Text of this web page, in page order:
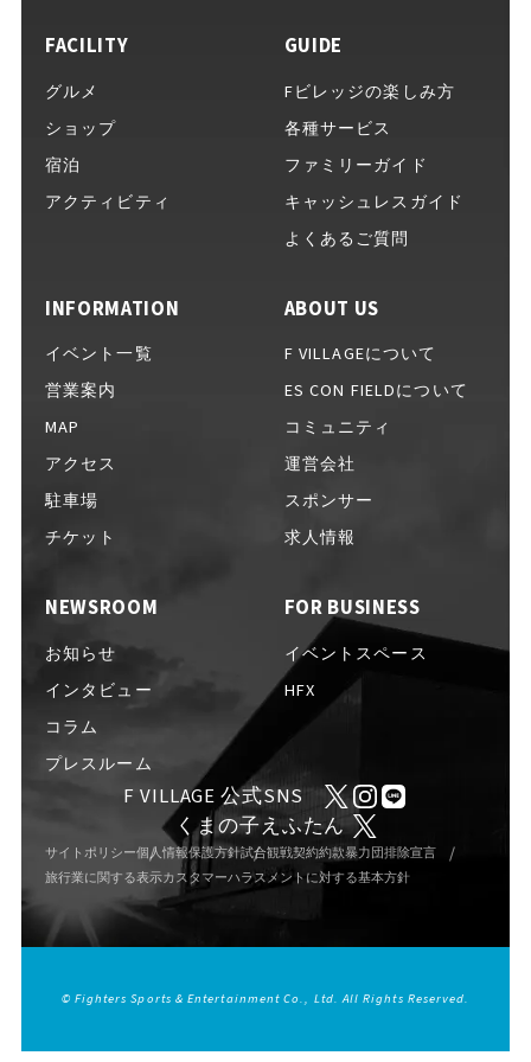
イベントをお考えの方へ
完全キャッシュレスガイド
Fビレッジ公式アプリ
GOODS
EVENTS イベント一覧
NEWS お知らせ
INTERVIEW インタビュー
COLUMNS コラム
FAQ よくある質問
FACILITY
グルメ
ショップ
宿泊
アクティビティ
INFORMATION
イベント一覧
営業案内
MAP
アクセス
駐車場
チケット
GUIDE
Fビレッジの楽しみ方
各種サービス
ファミリーガイド
キャッシュレスガイド
よくあるご質問
NEWSROOM
お知らせ
インタビュー
コラム
プレスルーム
ABOUT US
F VILLAGEについて
ES CON FIELDについて
コミュニティ
運営会社
スポンサー
求人情報
FOR BUSINESS
イベントスペース
HFX
F VILLAGE 公式SNS
くまの子えふたん
サイトポリシー個人情報保護方針試合観戦契約約款暴力団排除宣言
旅行業に関する表示カスタマーハラスメントに対する基本方針
© Fighters Sports & Entertainment Co., Ltd. All Rights Reserved.